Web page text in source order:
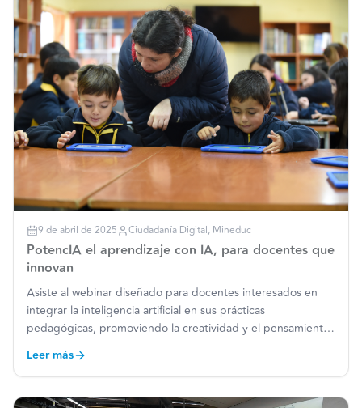
9 de abril de 2025 Ciudadanía Digital, Mineduc
PotencIA el aprendizaje con IA, para docentes que
innovan
Asiste al webinar diseñado para docentes interesados en
integrar la inteligencia artificial en sus prácticas
pedagógicas, promoviendo la creatividad y el pensamiento
https://ciudadaniadigital.mineduc.cl/ia/
Leer más